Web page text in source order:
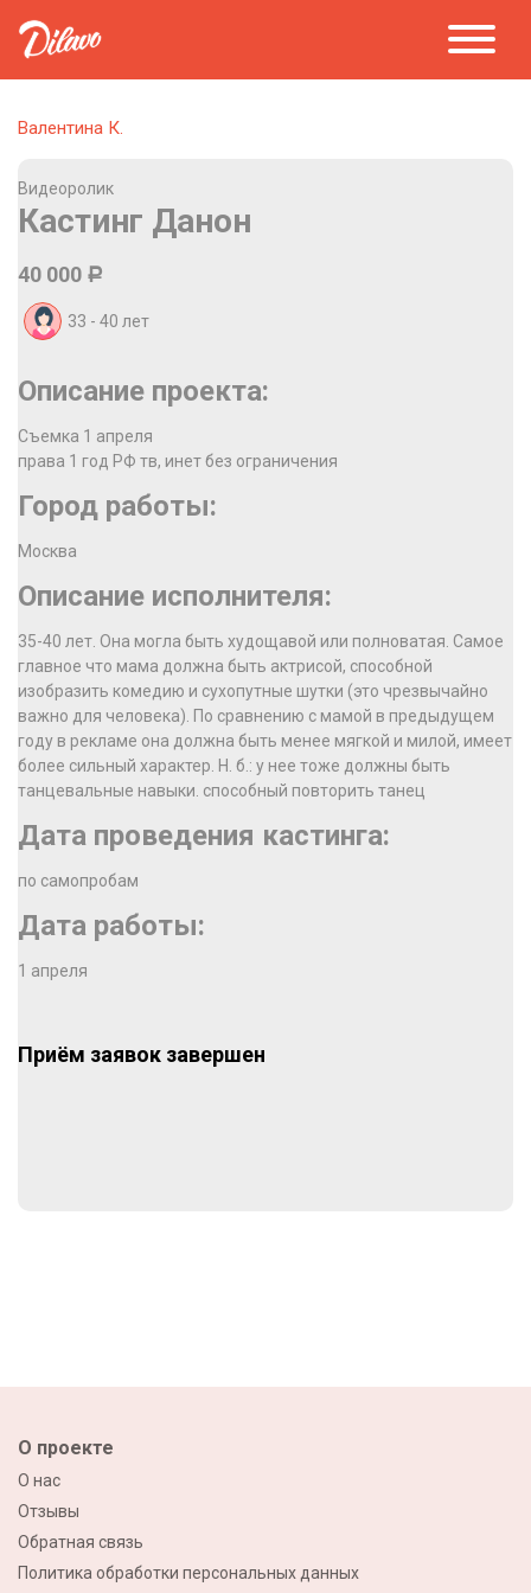
Валентина К.
Видеоролик
Кастинг Данон
40 000 Р
33 - 40 лет
Описание проекта:
Съемка 1 апреля
права 1 год РФ тв, инет без ограничения
Город работы:
Москва
Описание исполнителя:
35-40 лет. Она могла быть худощавой или полноватая. Самое
главное что мама должна быть актрисой, способной
изобразить комедию и сухопутные шутки (это чрезвычайно
важно для человека). По сравнению с мамой в предыдущем
году в рекламе она должна быть менее мягкой и милой, имеет
более сильный характер. Н. б.: у нее тоже должны быть
танцевальные навыки. способный повторить танец
Дата проведения кастинга:
по самопробам
Дата работы:
1 апреля
Приём заявок завершен
О проекте
О нас
Отзывы
Обратная связь
Политика обработки персональных данных